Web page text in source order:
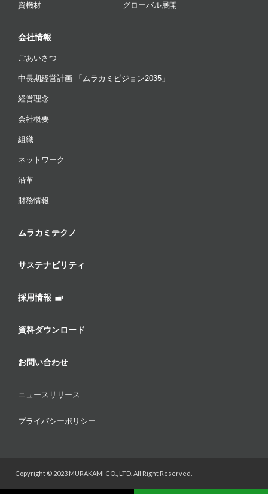
資機材 グローバル展開
会社情報
ごあいさつ
中長期経営計画 「ムラカミビジョン2035」
経営理念
会社概要
組織
ネットワーク
沿革
財務情報
ムラカミテクノ
サステナビリティ
採用情報
資料ダウンロード
お問い合わせ
ニュースリリース
プライバシーポリシー
Copyright © 2023 MURAKAMI CO., LTD. All Right Reserved.